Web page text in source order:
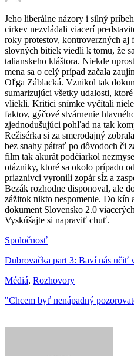
Jeho liberálne názory i silný
cirkev nezvládali viacerí
roky protestov, kontroverzných aj
slovných bitiek viedli k tomu, že
talianskeho kláštora. Niekde
mena sa o celý prípad začala
Oľga Záblacká. Vznikol tak
sumarizujúci všetky udalosti,
vliekli. Kritici snímke vyčítali
faktov, gýčové stvárnenie
zjednodušujúci pohľad na tak
Režisérka si za smerodajný
bez snahy pátrať po dôvodoch či
film tak akurát podčiarkol
otázniky, ktoré sa okolo prípadu
priaznivci vyronili zopár sĺz a
Bezák rozhodne disponoval, ale
zážitok nikto nespomenie. Do kín
dokument Slovensko 2.0
Vyskúšajte si napraviť chuť.
Spoločnosť
Dubrovačka part 3: Baví nás učiť
Médiá, Rozhovory
"Chcem byť nenápadný